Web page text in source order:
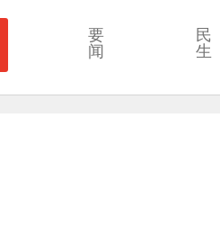
要
闻
民
生